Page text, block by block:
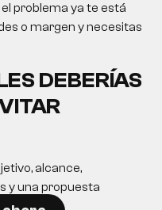
problema ya te está
o margen y necesitas
DEBERÍAS
alcance,
y una propuesta